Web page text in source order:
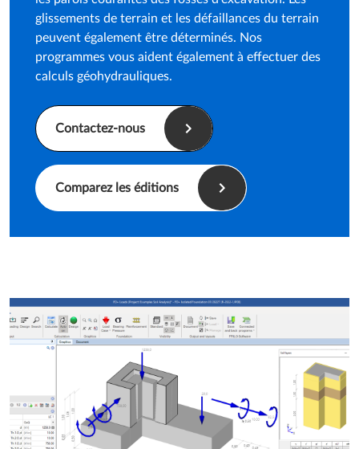
d'excavation, et calculer, dimensionner et renforcer
les parois courantes des fosses d'excavation. Les
glissements de terrain et les défaillances du terrain
peuvent également être déterminés. Nos
programmes vous aident également à effectuer des
calculs géohydrauliques.